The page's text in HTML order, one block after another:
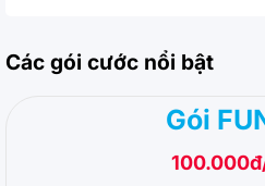
Các gói cước nổi bật
Gói